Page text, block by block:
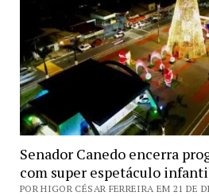
Senador Canedo encerra
com super espetáculo
POR HIGOR CÉSAR FERREIRA EM 21 DE